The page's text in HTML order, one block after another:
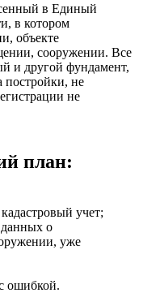
в Единый
в котором
объекте
сооружении. Все
и другой фундамент,
постройки, не
не
план:
учет;
о
уже
ошибкой.